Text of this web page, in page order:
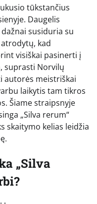
tūkstančius
Daugelis
susiduria su
kad
visiškai pasinerti į
suprasti Norvilų
autorės meistriškai
laikytis tam tikros
Šiame straipsnyje
„Silva rerum“
skaitymo kelias leidžia
„Silva